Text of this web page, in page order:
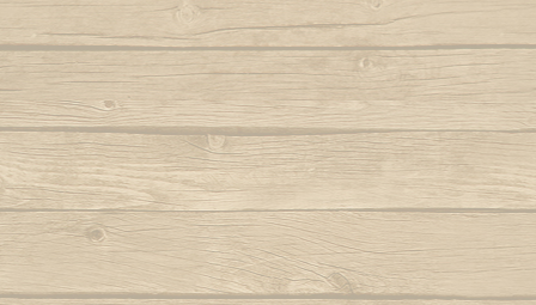
Autor : Formado Cigano
Capoeira de Angola
Autor : Mestre Charm
Capoeira de verdade
Autor : Professor Fanho (Capoeira Brasil)
Capoeira é Beleza
Autor : Mestre Matias
Capoeirando
Autor : Mestre Espirrinho
Quando meu
Que
Quem
Autor :
Quem